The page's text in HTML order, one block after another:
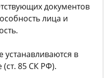
документов
лица и
устанавливаются в
85 СК РФ).